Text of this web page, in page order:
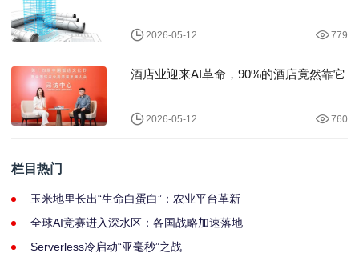
2026-05-12 779
酒店业迎来AI革命，90%的酒店竟然靠它
2026-05-12 760
栏目热门
玉米地里长出“生命白蛋白”：农业平台革新
全球AI竞赛进入深水区：各国战略加速落地
Serverless冷启动“亚毫秒”之战